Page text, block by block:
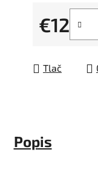
€12
Jednotková
Tlač
Popis